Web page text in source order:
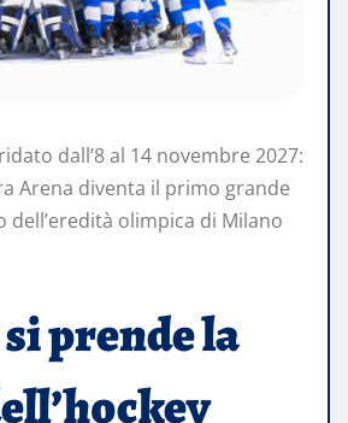
dall’8 al 14 novembre 2027:
Arena diventa il primo grande
olimpica di Milano
prende la